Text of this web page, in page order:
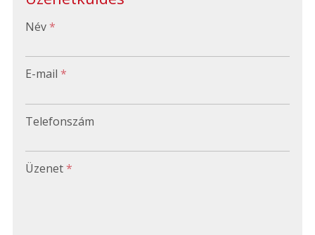
-
Név*
E-mail *
Telefonszám
Üzenet*